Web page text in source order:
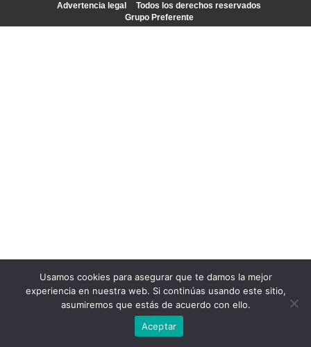
Usamos cookies para asegurar que te damos la mejor
experiencia en nuestra web. Si continúas usando este sitio,
asumiremos que estás de acuerdo con ello.
Aceptar
Advertencia legal
Todos los derechos reservados
Grupo Preferente